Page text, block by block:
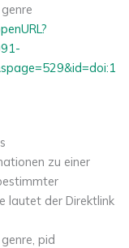
zu einer
lautet der Direktlink
genre, pid